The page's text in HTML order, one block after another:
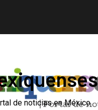
de noticias en México